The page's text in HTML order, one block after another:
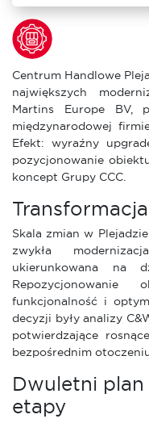
Centrum Handlowe
największych
Martins Europe BV,
międzynarodowej
Efekt: wyraźny
pozycjonowanie
koncept Grupy CCC.
Skala zmian w
zwykła
ukierunkowana na
Repozycjonowanie
funkcjonalność i
decyzji były analizy
potwierdzające
bezpośrednim
Dwuletni
etapy